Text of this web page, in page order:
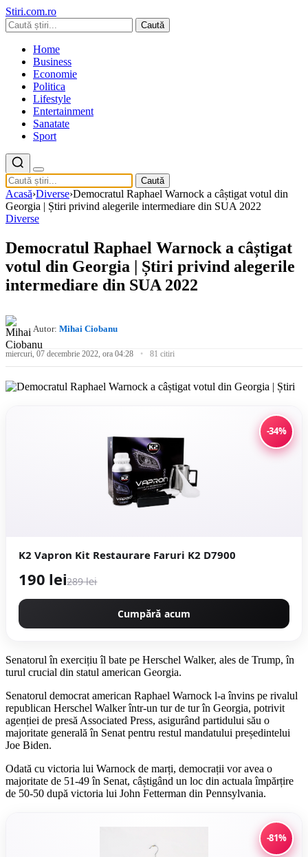
Stiri.com.ro
Caută
Home
Business
Economie
Politica
Lifestyle
Entertainment
Sanatate
Sport
Caută
Acasă›Diverse›Democratul Raphael Warnock a câștigat votul din
Georgia | Știri privind alegerile intermediare din SUA 2022
Diverse
Democratul Raphael Warnock a câștigat
votul din Georgia | Știri privind alegerile
intermediare din SUA 2022
Autor: Mihai Ciobanu
miercuri, 07 decembrie 2022, ora 04:28 81 citiri
-34%
K2 Vapron Kit Restaurare Faruri K2 D7900
190 lei289 lei
Cumpără acum
Senatorul în exercițiu îl bate pe Herschel Walker, ales de Trump, în
turul crucial din statul american Georgia.
Senatorul democrat american Raphael Warnock l-a învins pe rivalul
republican Herschel Walker într-un tur de tur în Georgia, potrivit
agenției de presă Associated Press, asigurând partidului său o
majoritate generală în Senat pentru restul mandatului președintelui
Joe Biden.
Odată cu victoria lui Warnock de marți, democrații vor avea o
majoritate de 51-49 în Senat, câștigând un loc din actuala împărțire
de 50-50 după victoria lui John Fetterman din Pennsylvania.
-81%